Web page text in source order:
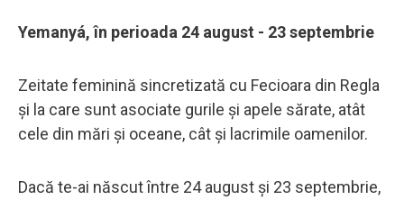
Yemanyá, în perioada 24 august - 23 septembrie
Zeitate feminină sincretizată cu Fecioara din Regla
și la care sunt asociate gurile și apele sărate, atât
cele din mări și oceane, cât și lacrimile oamenilor.
Dacă te-ai născut între 24 august și 23 septembrie,